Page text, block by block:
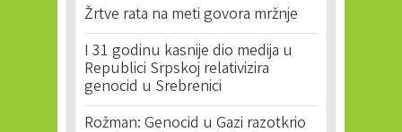
Žrtve rata na meti govora mržnje
I 31 godinu kasnije dio medija u
Republici Srpskoj relativizira
genocid u Srebrenici
Rožman: Genocid u Gazi razotkrio